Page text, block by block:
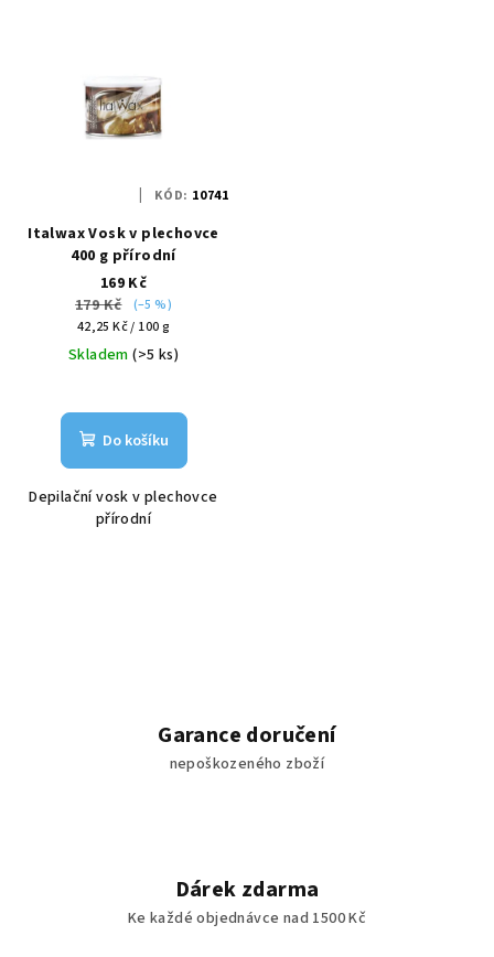
Italwax Vosk v plechovce
400 g přírodní
169 Kč
179 Kč
(–5 %)
Měrná
cena:
42,25 Kč / 100 g
Skladem(>5 ks)
Do košíku
Depilační vosk v plechovce
přírodní
KÓD: 10741
Garance doručení
nepoškozeného zboží
Dárek zdarma
Ke každé objednávce nad 1500 Kč